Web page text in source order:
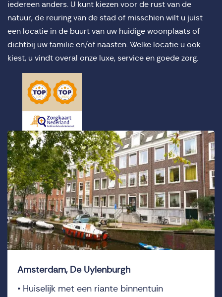
iedereen anders. U kunt kiezen voor de rust van de
natuur, de reuring van de stad of misschien wilt u juist
een locatie in de buurt van uw huidige woonplaats of
dichtbij uw familie en/of naasten. Welke locatie u ook
kiest, u vindt overal onze luxe, service en goede zorg.
Amsterdam, De Uylenburgh
• Huiselijk met een riante binnentuin